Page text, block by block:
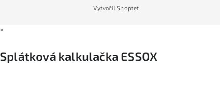
Vytvořil Shoptet
×
Splátková kalkulačka ESSOX